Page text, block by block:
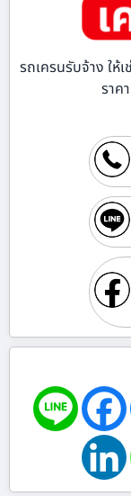
รถเครนรับจ้าง ให้
ราค